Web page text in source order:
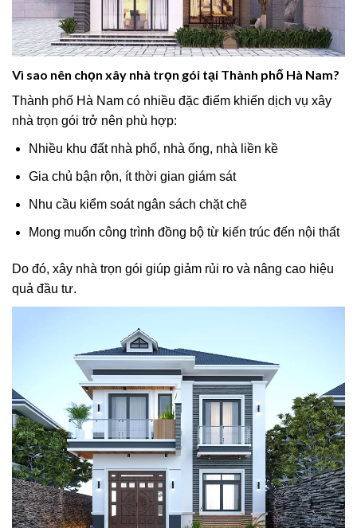
Vì sao nên chọn xây nhà trọn gói tại Thành phố Hà Nam?
Thành phố Hà Nam có nhiều đặc điểm khiến dịch vụ xây
nhà trọn gói trở nên phù hợp:
Nhiều khu đất nhà phố, nhà ống, nhà liền kề
Gia chủ bận rộn, ít thời gian giám sát
Nhu cầu kiểm soát ngân sách chặt chẽ
Mong muốn công trình đồng bộ từ kiến trúc đến nội thất
Do đó, xây nhà trọn gói giúp giảm rủi ro và nâng cao hiệu
quả đầu tư.